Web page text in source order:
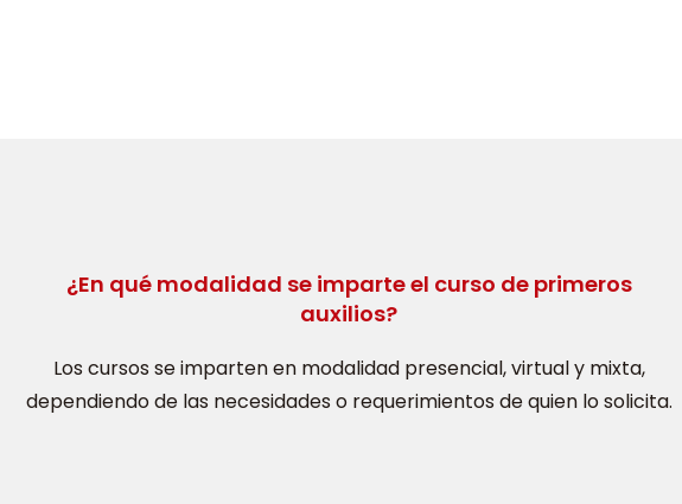
¿En qué modalidad se imparte el curso de primeros
auxilios?
Los cursos se imparten en modalidad presencial, virtual y mixta,
dependiendo de las necesidades o requerimientos de quien lo solicita.